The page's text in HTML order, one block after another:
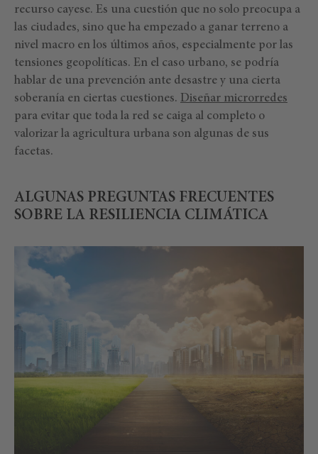
recurso cayese. Es una cuestión que no solo preocupa a
las ciudades, sino que ha empezado a ganar terreno a
nivel macro en los últimos años, especialmente por las
tensiones geopolíticas. En el caso urbano, se podría
hablar de una prevención ante desastre y una cierta
soberanía en ciertas cuestiones. Diseñar microrredes
para evitar que toda la red se caiga al completo o
valorizar la agricultura urbana son algunas de sus
facetas.
ALGUNAS PREGUNTAS FRECUENTES
SOBRE LA RESILIENCIA CLIMÁTICA